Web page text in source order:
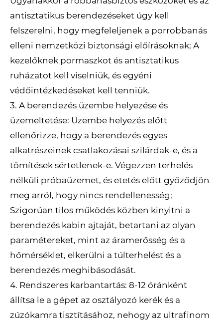
antisztatikus berendezéseket úgy kell
felszerelni, hogy megfeleljenek a porrobbanás
elleni nemzetközi biztonsági előírásoknak; A
kezelőknek pormaszkot és antisztatikus
ruházatot kell viselniük, és egyéni
védőintézkedéseket kell tenniük.
3. A berendezés üzembe helyezése és
üzemeltetése: Üzembe helyezés előtt
ellenőrizze, hogy a berendezés egyes
alkatrészeinek csatlakozásai szilárdak-e, és a
tömítések sértetlenek-e. Végezzen terhelés
nélküli próbaüzemet, és etetés előtt győződjön
meg arról, hogy nincs rendellenesség;
Szigorúan tilos működés közben kinyitni a
berendezés kabin ajtaját, betartani az olyan
paramétereket, mint az áramerősség és a
hőmérséklet, elkerülni a túlterhelést és a
berendezés meghibásodását.
4. Rendszeres karbantartás: 8-12 óránként
állítsa le a gépet az osztályozó kerék és a
zúzókamra tisztításához, nehogy az ultrafinom